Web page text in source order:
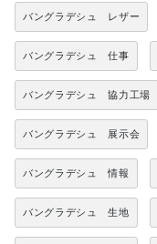
バングラデシュ レザー
バングラデシュ 仕事
バングラデシュ 協力工場
バングラデシュ 展示会
バングラデシュ 情報
バングラデシュ 生地